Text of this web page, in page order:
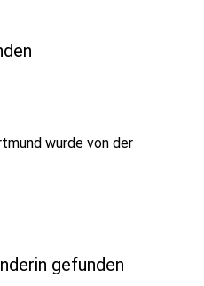
wurde von der
gefunden